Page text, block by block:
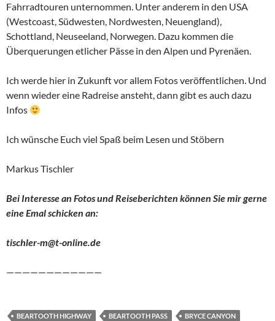
Fahrradtouren unternommen. Unter anderem in den USA
(Westcoast, Südwesten, Nordwesten, Neuengland),
Schottland, Neuseeland, Norwegen. Dazu kommen die
Überquerungen etlicher Pässe in den Alpen und Pyrenäen.
Ich werde hier in Zukunft vor allem Fotos veröffentlichen. Und
wenn wieder eine Radreise ansteht, dann gibt es auch dazu
Infos
Ich wünsche Euch viel Spaß beim Lesen und Stöbern
Markus Tischler
Bei Interesse an Fotos und Reiseberichten können Sie mir gerne
eine Emal schicken an:
tischler-m@t-online.de
————————————
BEARTOOTH HIGHWAY BEARTOOTH PASS
BRYCE CANYON